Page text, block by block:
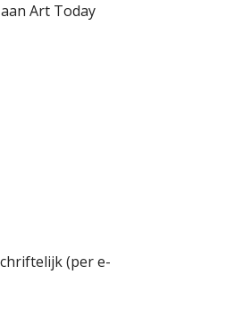
Art Today
(per e-